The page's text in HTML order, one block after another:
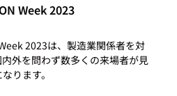
Week 2023
2023は、製造業関係者を対
外を問わず数多くの来場者が見
ります。